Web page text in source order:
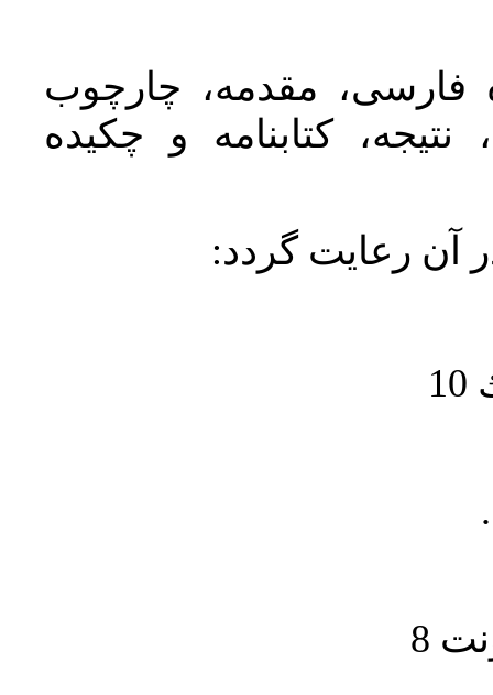
فارسی، مقدمه، چارچوب
کتابنامه و چکیده
آن رعايت گردد: